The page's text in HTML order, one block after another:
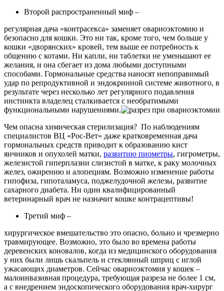
Второй распространенный миф –
регулярная дача «контрасекса» заменяет овариоэктомию и
безопасно для кошки. Это ни так, кроме того, чем больше у
кошки «дворянских» кровей, тем выше ее потребность к
общению с котами. Ни капли, ни таблетки не уменьшают ее
желания, и она сбегает из дома любыми доступными
способами. Гормональные средства наносят непоправимый
удар по репродуктивной и эндокринной системе животного, в
результате через несколько лет регулярного подавления
инстинкта владелец сталкивается с необратимыми
функциональными нарушениями.
Чем опасна химическая стерилизация? По наблюдениям
специалистов ВЦ «Рос-Вет» даже кратковременная дача
гормональных средств приводит к образованию кист
яичников и опухолей матки, развитию пиометры, гигрометры,
железистой гиперплазии слизистой в матке, к раку молочных
желез, ожирению и алопециям. Возможно изменение работы
гипофиза, гипоталамуса, поджелудочной железы, развитие
сахарного диабета. Ни один квалифицированный
ветеринарный врач не назначит кошке контрацептивы!
Третий миф –
хирургическое вмешательство это опасно, больно и чрезмерно
травмирующее. Возможно, это было во времена работы
деревенских коновалов, когда из медицинского оборудования
у них были лишь скальпель и стеклянный шприц с иглой
ужасающих диаметров. Сейчас овариоэктомия у кошек –
малоинвазивная процедура, требующая разреза не более 1 см,
а с внедрением эндоскопического оборудования врач-хирург